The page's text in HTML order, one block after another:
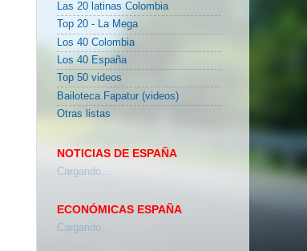
Las 20 latinas Colombia
Top 20 - La Mega
Los 40 Colombia
Los 40 España
Top 50 videos
Bailoteca Fapatur (videos)
Otras listas
NOTICIAS DE ESPAÑA
Cargando...
ECONÓMICAS ESPAÑA
Cargando...